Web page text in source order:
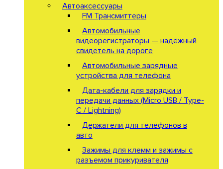
Автоаксессуары
FM Трансмиттеры
Автомобильные
видеорегистраторы — надёжный
свидетель на дороге
Автомобильные зарядные
устройства для телефона
Дата-кабели для зарядки и
передачи данных (Micro USB / Type-
C / Lightning)
Держатели для телефонов в
авто
Зажимы для клемм и зажимы с
разъемом прикуривателя